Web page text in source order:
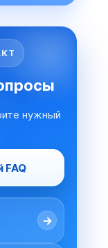
нужный
FAQ
→